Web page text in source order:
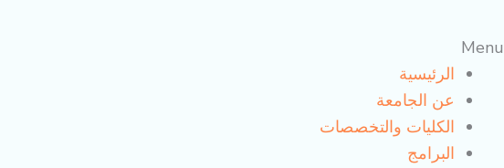
Menu
الرئيسية
عن الجامعة
الكليات والتخصصات
البرامج